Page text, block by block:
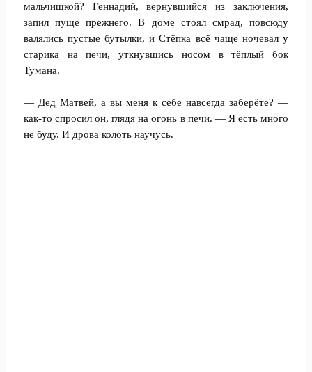
мальчишкой? Геннадий, вернувшийся из заключения,
запил пуще прежнего. В доме стоял смрад, повсюду
валялись пустые бутылки, и Стёпка всё чаще ночевал у
старика на печи, уткнувшись носом в тёплый бок
Тумана.
— Дед Матвей, а вы меня к себе навсегда заберёте? —
как-то спросил он, глядя на огонь в печи. — Я есть много
не буду. И дрова колоть научусь.